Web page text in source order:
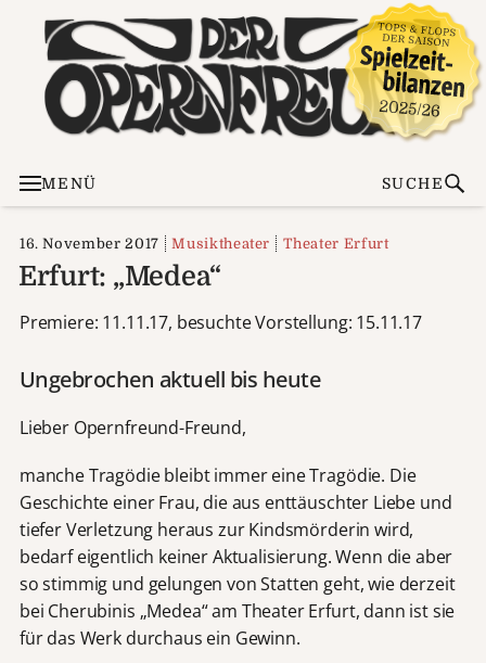
MENÜ SUCHE
16. November 2017 Musiktheater Theater Erfurt
Erfurt: „Medea“
Premiere: 11.11.17, besuchte Vorstellung: 15.11.17
Ungebrochen aktuell bis heute
Lieber Opernfreund-Freund,
manche Tragödie bleibt immer eine Tragödie. Die
Geschichte einer Frau, die aus enttäuschter Liebe und
tiefer Verletzung heraus zur Kindsmörderin wird,
bedarf eigentlich keiner Aktualisierung. Wenn die aber
so stimmig und gelungen von Statten geht, wie derzeit
bei Cherubinis „Medea“ am Theater Erfurt, dann ist sie
für das Werk durchaus ein Gewinn.